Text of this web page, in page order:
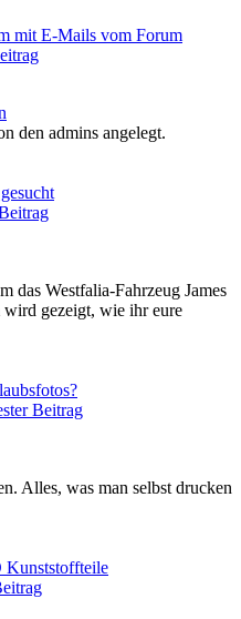
mit E-Mails vom Forum
den admins angelegt.
das Westfalia-Fahrzeug James
gezeigt, wie ihr eure
Beitrag
Alles, was man selbst drucken
Kunststoffteile